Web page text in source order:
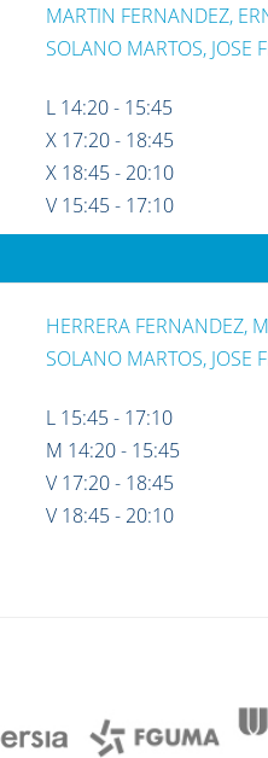
MARTIN FERNANDEZ,
SOLANO MARTOS, JOSE
L 14:20 - 15:45
X 17:20 - 18:45
X 18:45 - 20:10
V 15:45 - 17:10
HERRERA FERNANDEZ,
SOLANO MARTOS, JOSE
L 15:45 - 17:10
M 14:20 - 15:45
V 17:20 - 18:45
V 18:45 - 20:10